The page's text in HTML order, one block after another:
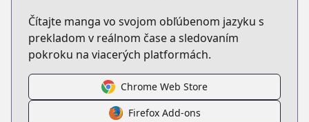
Čítajte manga vo svojom obľúbenom jazyku s
prekladom v reálnom čase a sledovaním
pokroku na viacerých platformách.
Chrome Web Store
Firefox Add-ons